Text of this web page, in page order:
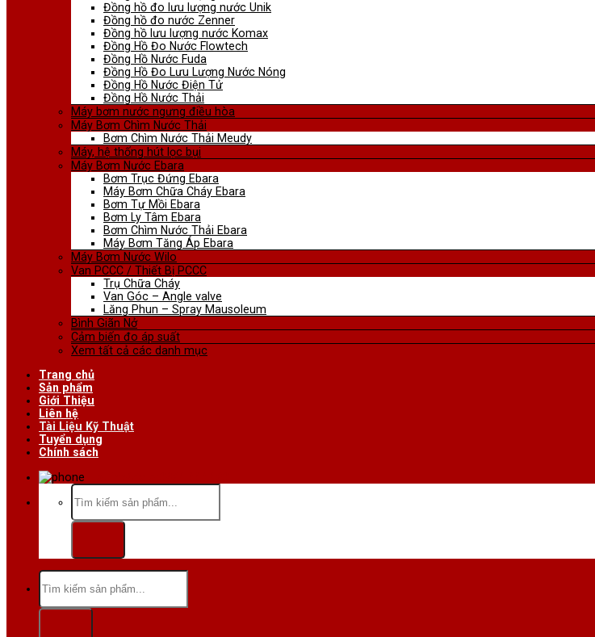
Đồng hồ đo lưu lượng nước Unik
Đồng hồ đo nước Zenner
Đồng hồ lưu lượng nước Komax
Đồng Hồ Đo Nước Flowtech
Đồng Hồ Nước Fuda
Đồng Hồ Đo Lưu Lượng Nước Nóng
Đồng Hồ Nước Điện Tử
Đồng Hồ Nước Thải
Máy bơm nước ngưng điều hòa
Máy Bơm Chìm Nước Thải
Bơm Chìm Nước Thải Meudy
Máy, hệ thống hút lọc bụi
Máy Bơm Nước Ebara
Bơm Trục Đứng Ebara
Máy Bơm Chữa Cháy Ebara
Bơm Tự Mồi Ebara
Bơm Ly Tâm Ebara
Bơm Chìm Nước Thải Ebara
Máy Bơm Tăng Áp Ebara
Máy Bơm Nước Wilo
Van PCCC / Thiết Bị PCCC
Trụ Chữa Cháy
Van Góc – Angle valve
Lăng Phun – Spray Mausoleum
Bình Giãn Nở
Cảm biến đo áp suất
Xem tất cả các danh mục
Trang chủ
Sản phẩm
Giới Thiệu
Liên hệ
Tài Liệu Kỹ Thuật
Tuyển dụng
Chính sách
Tìm
kiếm:
Tìm
kiếm: